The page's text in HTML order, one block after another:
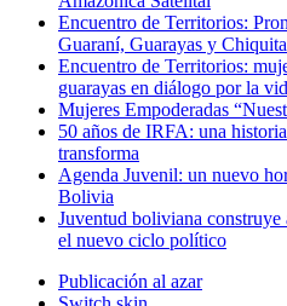
Encuentro de Territorios:
Guaraní, Guarayas y
Encuentro de Territorios:
guarayas en diálogo por la
Mujeres Empoderadas
50 años de IRFA: una
transforma
Agenda Juvenil: un nuevo
Bolivia
Juventud boliviana
el nuevo ciclo político
Publicación al azar